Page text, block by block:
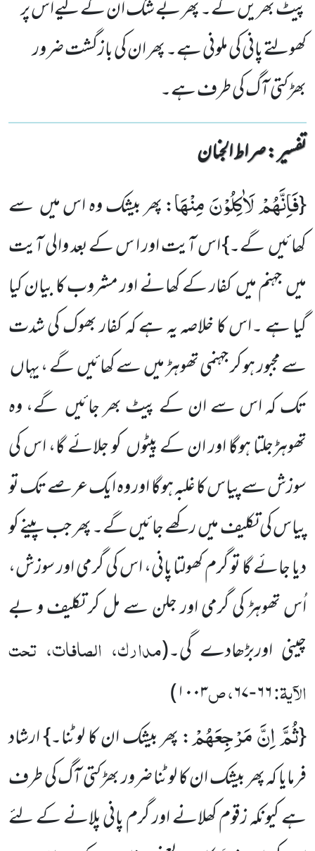
پیٹ بھریں گے۔ پھر بے شک ان کے لیےاس پر
کھولتے پانی کی ملونی ہے۔ پھر ان کی بازگشت ضرور
بھڑکتی آگ کی طرف ہے۔
تفسیر : ‎صراط الجنان
{فَاِنَّهُمْ لَاٰكِلُوْنَ مِنْهَا: پھر بیشک وہ اس میں سے
کھائیں گے۔} اس آیت اور ا س کے بعد والی آیت
میں جہنم میں کفار کے کھانے اور مشروب کا بیان کیا
گیا ہے ۔اس کا خلاصہ یہ ہے کہ کفار بھوک کی شدت
سے مجبور ہو کر جہنمی تھوہڑ میں سے کھائیں گے ، یہاں
تک کہ اس سے ان کے پیٹ بھر جائیں گے، وہ
تھوہڑجلتا ہوگا اور ان کے پیٹوں کو جلائے گا، اس کی
سوزش سے پیاس کا غلبہ ہوگا اور وہ ایک عرصے تک تو
پیاس کی تکلیف میں رکھے جائیں گے۔ پھر جب پینے کو
دیا جائے گا تو گرم کھولتا پانی، اس کی گرمی اور سوزش،
اُس تھوہڑ کی گرمی اور جلن سے مل کر تکلیف و بے
چینی اوربڑھادے گی۔(مدارک، الصافات، تحت
الآیۃ:۶۶-۶۷، ص۱۰۰۳)
{ثُمَّ اِنَّ مَرْجِعَهُمْ: پھر بیشک ان کا لوٹنا۔} ارشاد
فرمایا کہ پھر بیشک ان کا لوٹنا ضرور بھڑکتی آگ کی طرف
ہے کیونکہ زقوم کھلانے اور گرم پانی پلانے کے لئے